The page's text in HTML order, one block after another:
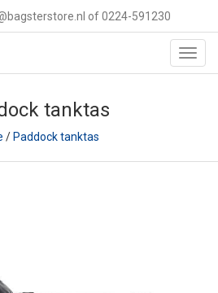
of 0224-591230
tanktas
/Paddock tanktas